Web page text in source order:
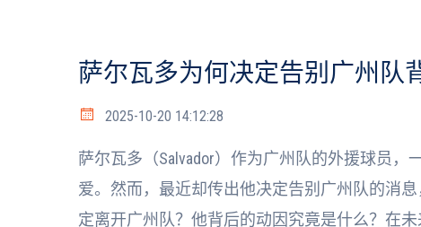
萨尔瓦多为何决定告别广州队
2025-10-20 14:12:28
萨尔瓦多（Salvador）作为广州队的外援球员
爱。然而，最近却传出他决定告别广州队的消
定离开广州队？他背后的动因究竟是什么？在